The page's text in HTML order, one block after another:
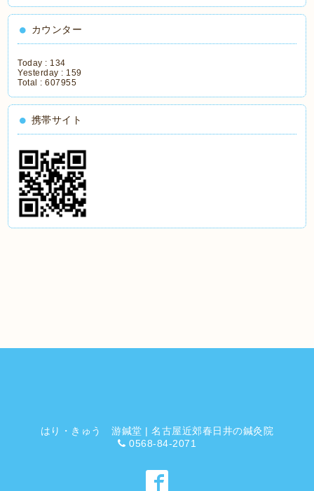
カウンター
Today : 134
Yesterday : 159
Total :607955
携帯サイト
はり・きゅう 游鍼堂 | 名古屋近郊春日井の鍼灸院
0568-84-2071